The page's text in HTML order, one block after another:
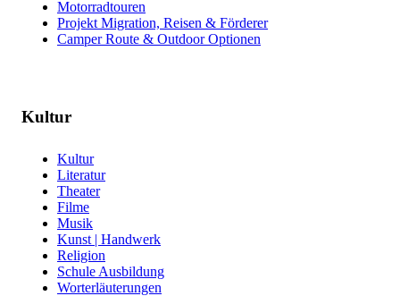
Motorradtouren
Projekt Migration, Reisen & Förderer
Camper Route & Outdoor Optionen
Kultur
Kultur
Literatur
Theater
Filme
Musik
Kunst | Handwerk
Religion
Schule Ausbildung
Worterläuterungen